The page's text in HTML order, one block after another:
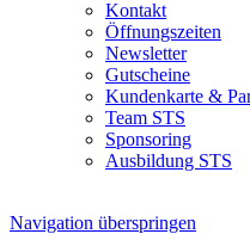
Kontakt
Öffnungszeiten
Newsletter
Gutscheine
Kundenkarte &
Team STS
Sponsoring
Ausbildung STS
Navigation überspringen